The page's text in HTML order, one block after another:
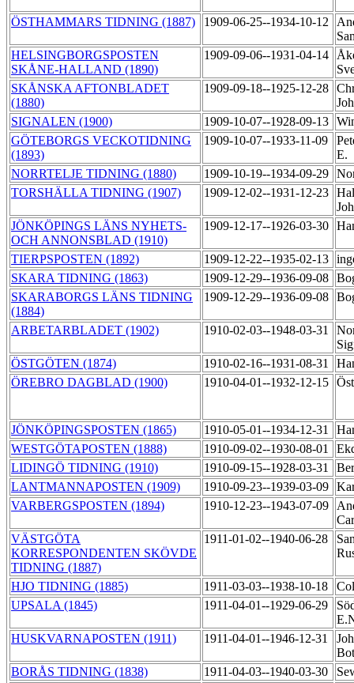
ÖSTHAMMARS TIDNING (1887) 1909-06-25--1934-10-12
HELSINGBORGSPOSTEN
SKÅNE-HALLAND (1890)
1909-09-06--1931-04-14
SKÅNSKA AFTONBLADET
(1880)
1909-09-18--1925-12-28
SIGNALEN (1900)
1909-10-07--1928-09-13
GÖTEBORGS VECKOTIDNING
(1893)
1909-10-07--1933-11-09
E.
NORRTELJE TIDNING (1880)
1909-10-19--1934-09-29
TORSHÄLLA TIDNING (1907)
1909-12-02--1931-12-23
JÖNKÖPINGS LÄNS NYHETS-
OCH ANNONSBLAD (1910)
1909-12-17--1926-03-30
TIERPSPOSTEN (1892) 1909-12-22--1935-02-13
SKARA TIDNING (1863)
1909-12-29--1936-09-08
SKARABORGS LÄNS TIDNING
(1884)
1909-12-29--1936-09-08
ARBETARBLADET (1902) 1910-02-03--1948-03-31
ÖSTGÖTEN (1874)
1910-02-16--1931-08-31
ÖREBRO DAGBLAD (1900)
1910-04-01--1932-12-15
JÖNKÖPINGSPOSTEN (1865) 1910-05-01--1934-12-31
WESTGÖTAPOSTEN (1888)
1910-09-02--1930-08-01
LIDINGÖ TIDNING (1910)
1910-09-15--1928-03-31
LANTMANNAPOSTEN (1909)
1910-09-23--1939-03-09
VARBERGSPOSTEN (1894)
1910-12-23--1943-07-09
VÄSTGÖTA
KORRESPONDENTEN SKÖVDE
TIDNING (1887)
1911-01-02--1940-06-28
HJO TIDNING (1885) 1911-03-03--1938-10-18
UPSALA (1845)
1911-04-01--1929-06-29
HUSKVARNAPOSTEN (1911)
1911-04-01--1946-12-31
BORÅS TIDNING (1838)
1911-04-03--1940-03-30